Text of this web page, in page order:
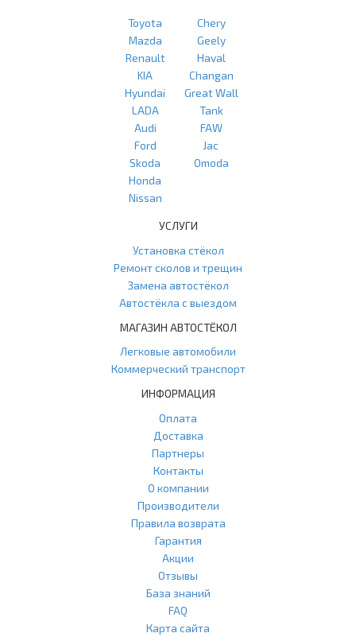
Toyota
Mazda
Renault
KIA
Hyundai
LADA
Audi
Ford
Skoda
Honda
Nissan
Chery
Geely
Haval
Changan
Great Wall
Tank
FAW
Jac
Omoda
УСЛУГИ
Установка стёкол
Ремонт сколов и трещин
Замена автостёкол
Автостёкла с выездом
МАГАЗИН АВТОСТЁКОЛ
Легковые автомобили
Коммерческий транспорт
ИНФОРМАЦИЯ
Оплата
Доставка
Партнеры
Контакты
О компании
Производители
Правила возврата
Гарантия
Акции
Отзывы
База знаний
FAQ
Карта сайта